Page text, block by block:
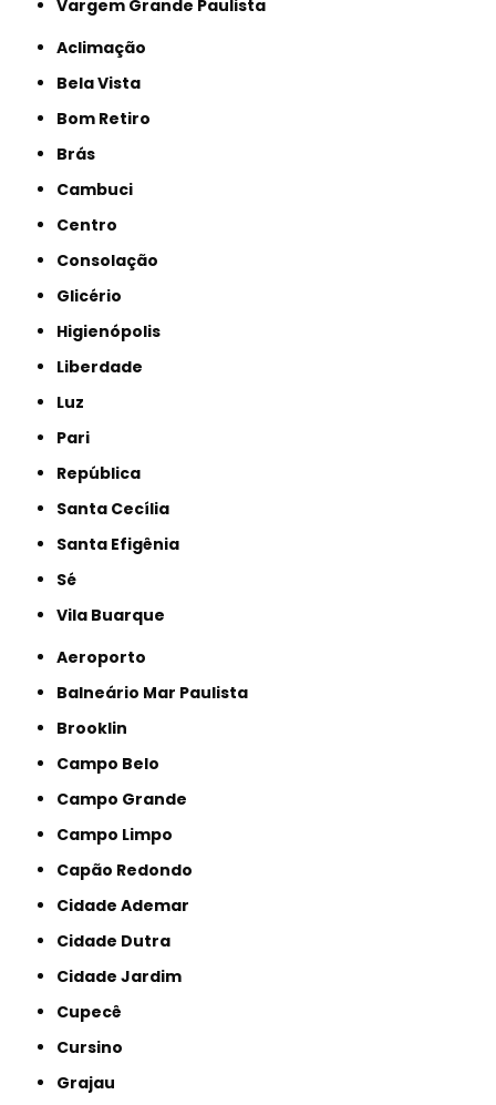
Vargem Grande Paulista
Aclimação
Bela Vista
Bom Retiro
Brás
Cambuci
Centro
Consolação
Glicério
Higienópolis
Liberdade
Luz
Pari
República
Santa Cecília
Santa Efigênia
Sé
Vila Buarque
Aeroporto
Balneário Mar Paulista
Brooklin
Campo Belo
Campo Grande
Campo Limpo
Capão Redondo
Cidade Ademar
Cidade Dutra
Cidade Jardim
Cupecê
Cursino
Grajau